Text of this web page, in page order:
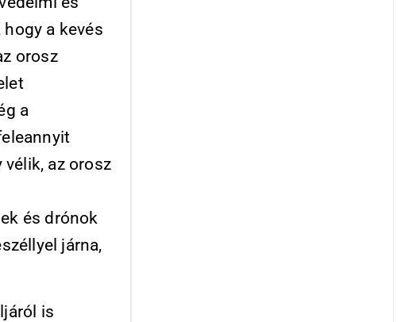
a kevés
orosz
a
az orosz
és drónok
járna,
is